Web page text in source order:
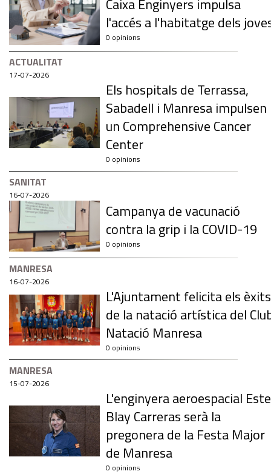
Caixa Enginyers impulsa
l'accés a l'habitatge dels
0 opinions
ACTUALITAT
17-07-2026
Els hospitals de Terrassa,
Sabadell i Manresa impulsen
un Comprehensive Cancer
Center
0 opinions
SANITAT
16-07-2026
Campanya de vacunació
contra la grip i la COVID-19
0 opinions
MANRESA
16-07-2026
L'Ajuntament felicita els èxits
de la natació artística del
Natació Manresa
0 opinions
MANRESA
15-07-2026
L'enginyera aeroespacial
Blay Carreras serà la
pregonera de la Festa Major
de Manresa
0 opinions